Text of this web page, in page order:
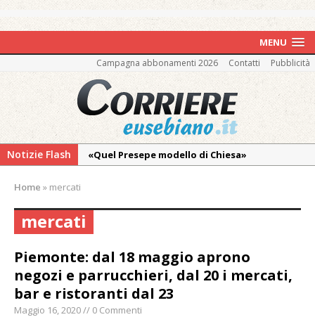
MENU
Campagna abbonamenti 2026 Contatti Pubblicità
Notizie Flash
«Quel Presepe modello di Chiesa»
mercatino agricolo
Quel giardino davanti all’ospedale curato da
otto soggetti autistici in cura all’Asl di
Dopo caldo e incendi, il maltempo estremo:
nell’Alto Novarese si contano i danni del
Home » mercati
mercati
Piemonte: dal 18 maggio aprono
negozi e parrucchieri, dal 20 i mercati,
bar e ristoranti dal 23
Maggio 16, 2020 // 0 Commenti